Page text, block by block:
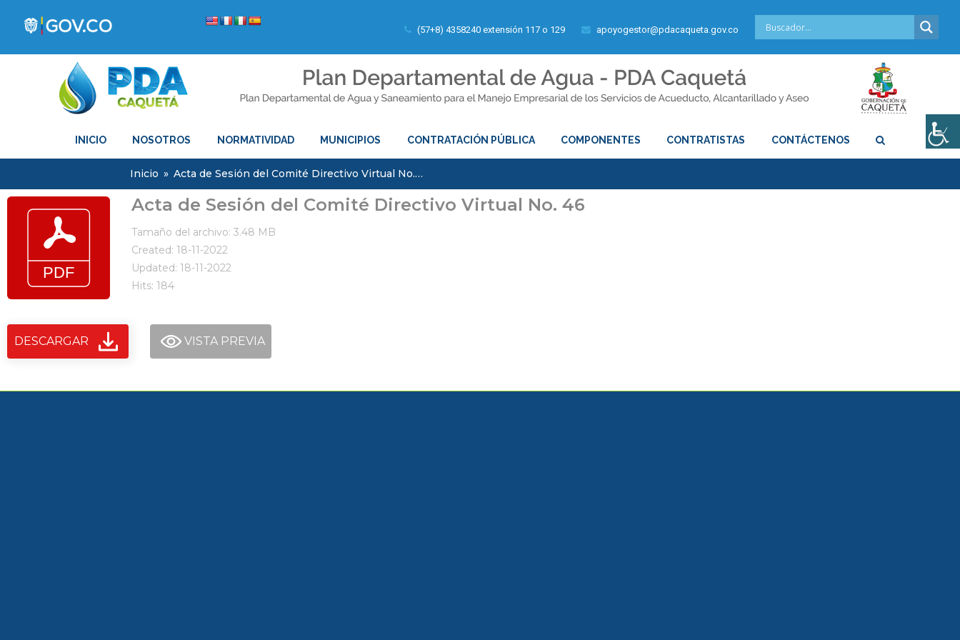
(57+8) 4358240 extensión 117 o 129 apoyogestor@pdacaqueta.gov.co
INICIO NOSOTROS NORMATIVIDAD MUNICIPIOS CONTRATACIÓN PÚBLICA COMPONENTES CONTRATISTAS CONTÁCTENOS
Inicio » Acta de Sesión del Comité Directivo Virtual No.…
Acta de Sesión del Comité Directivo Virtual No. 46
Tamaño del archivo: 3.48 MB
Created: 18-11-2022
Updated: 18-11-2022
Hits: 184
DESCARGAR VISTA PREVIA